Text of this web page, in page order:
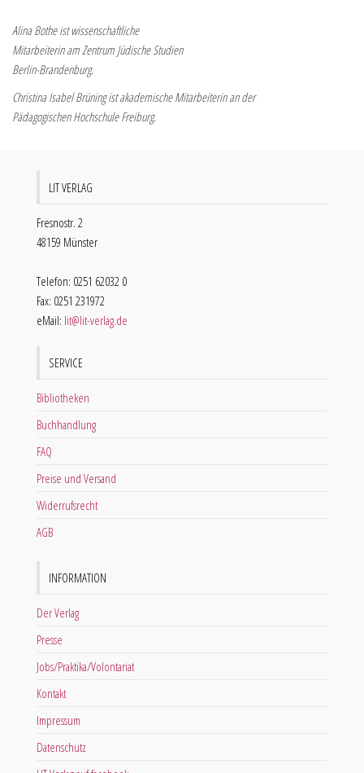
Alina Bothe ist wissenschaftliche
Mitarbeiterin am Zentrum Jüdische Studien
Berlin-Brandenburg.
Christina Isabel Brüning ist akademische Mitarbeiterin an der
Pädagogischen Hochschule Freiburg.
LIT VERLAG
Fresnostr. 2
48159 Münster
Telefon: 0251 62032 0
Fax: 0251 231972
eMail: lit@lit-verlag.de
SERVICE
Bibliotheken
Buchhandlung
FAQ
Preise und Versand
Widerrufsrecht
AGB
INFORMATION
Der Verlag
Presse
Jobs/Praktika/Volontariat
Kontakt
Impressum
Datenschutz